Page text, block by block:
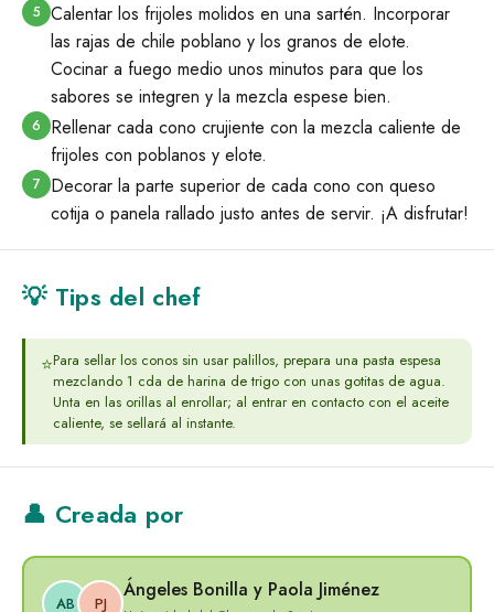
5 Calentar los frijoles molidos en una sartén. Incorporar
las rajas de chile poblano y los granos de elote.
Cocinar a fuego medio unos minutos para que los
sabores se integren y la mezcla espese bien.
6
Rellenar cada cono crujiente con la mezcla caliente de
frijoles con poblanos y elote.
7
Decorar la parte superior de cada cono con queso
cotija o panela rallado justo antes de servir. ¡A disfrutar!
💡 Tips del chef
⭐Para sellar los conos sin usar palillos, prepara una pasta espesa
mezclando 1 cda de harina de trigo con unas gotitas de agua.
Unta en las orillas al enrollar; al entrar en contacto con el aceite
caliente, se sellará al instante.
👤 Creada por
AB PJ
Ángeles Bonilla y Paola Jiménez